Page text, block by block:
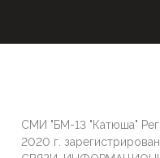
СМИ "БМ-13 "Катюша"
2020 г.